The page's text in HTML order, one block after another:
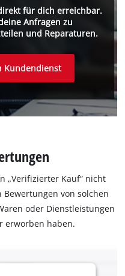
für dich erreichbar.
Anfragen zu
und Reparaturen.
Kundendienst
„Verifizierter Kauf“ nicht
von solchen
oder Dienstleistungen
erworben haben.